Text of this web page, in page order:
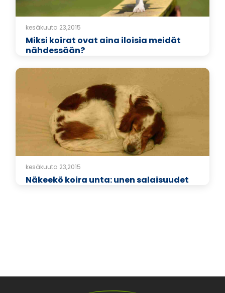
kesäkuuta 23,2015
Miksi koirat ovat aina iloisia meidät
nähdessään?
kesäkuuta 23,2015
Näkeekö koira unta: unen salaisuudet